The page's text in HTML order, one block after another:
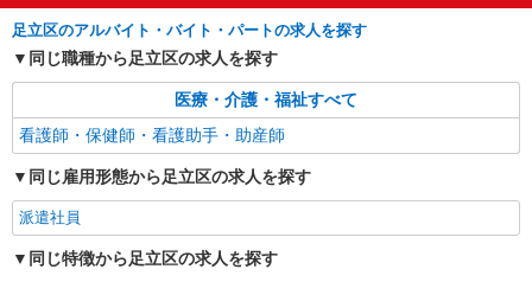
足立区のアルバイト・バイト・パートの求人を探す
同じ職種から足立区の求人を探す
医療・介護・福祉すべて
看護師・保健師・看護助手・助産師
同じ雇用形態から足立区の求人を探す
派遣社員
同じ特徴から足立区の求人を探す